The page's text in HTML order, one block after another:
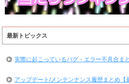
最新トピックス
実際に起こっているバグ・エラー不具合ま
アップデート/メンテンナンス履歴まとめ【